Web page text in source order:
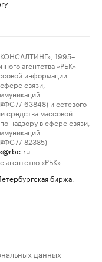
1995–
агентства «РБК»
информации
связи,
63848) и сетевого
средства массовой
надзору в сфере связи,
82385)
«РБК».
биржа
данных